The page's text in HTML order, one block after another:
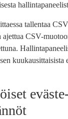
tallentaa
ajettua CSV-
kuukausittaisista